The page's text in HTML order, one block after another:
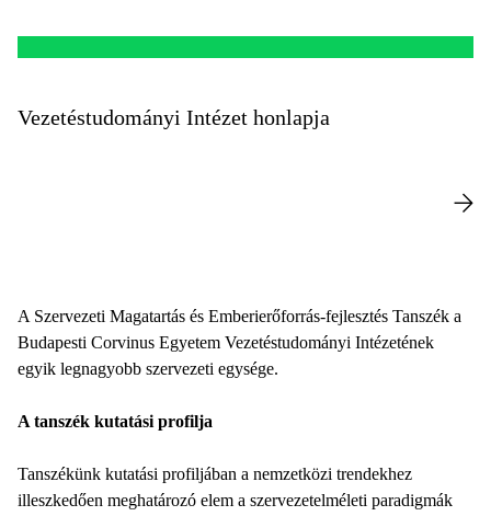
Vezetéstudományi Intézet honlapja
A Szervezeti Magatartás és Emberierőforrás-fejlesztés Tanszék a
Budapesti Corvinus Egyetem Vezetéstudományi Intézetének
egyik legnagyobb szervezeti egysége.
A tanszék kutatási profilja
Tanszékünk kutatási profiljában a nemzetközi trendekhez
illeszkedően meghatározó elem a szervezetelméleti paradigmák